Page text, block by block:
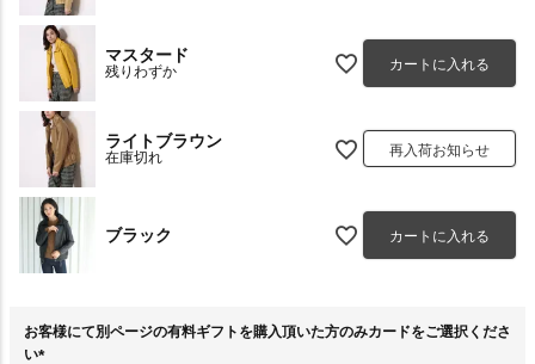
マスタード
残りわずか カートに入れる
ライトブラウン
在庫切れ 再入荷お知らせ
ブラック カートに入れる
お客様にて別ページの有料ギフトを購入頂いた方のみカードをご選択くださ
い